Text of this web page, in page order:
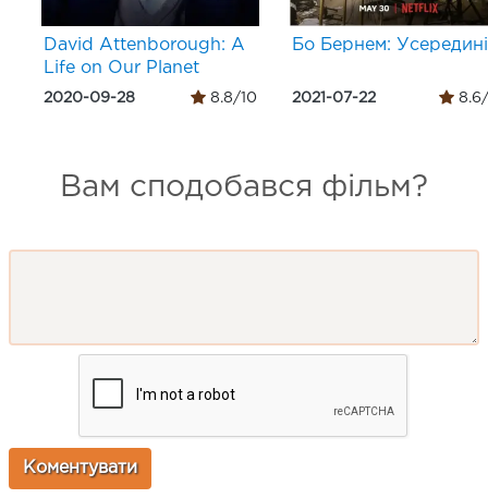
David Attenborough: A
Life on Our Planet
2020-09-28 8.8/10
Бо Бернем: Усередині
2021-07-22 8.6/
Вам сподобався фільм?